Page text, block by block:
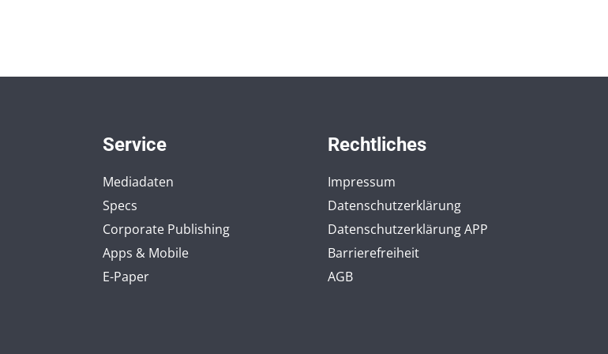
Service
Mediadaten
Specs
Corporate Publishing
Apps & Mobile
E-Paper
Rechtliches
Impressum
Datenschutzerklärung
Datenschutzerklärung APP
Barrierefreiheit
AGB